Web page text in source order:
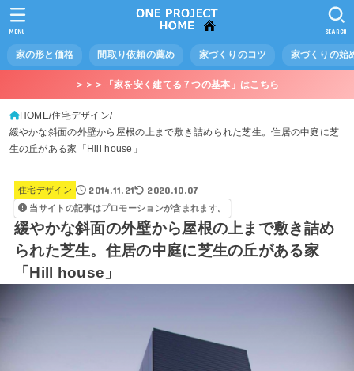
家の形と価格 間取り依頼の薦め 家づくりのコツ 家づくりの始
SEARCH
MENU
＞＞＞「家を安く建てる７つの基本」はこちら
HOME 住宅デザイン
緩やかな斜面の外壁から屋根の上まで敷き詰められた芝生。住居の中庭に芝
生の丘がある家「Hill house」
住宅デザイン 2014.11.21 2020.10.07
当サイトの記事はプロモーションが含まれます。
緩やかな斜面の外壁から屋根の上まで敷き詰め
られた芝生。住居の中庭に芝生の丘がある家
「Hill house」